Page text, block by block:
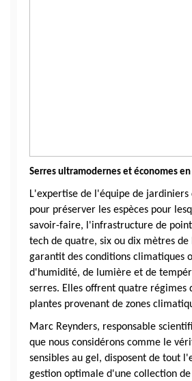
Serres ultramodernes et économes
L'expertise de l'équipe de
pour préserver les espèces pour
savoir-faire, l'infrastructure de
tech de quatre, six ou dix mètres
garantit des conditions climatiques
d'humidité, de lumière et de
serres. Elles offrent quatre
plantes provenant de zones
Marc Reynders, responsable
que nous considérons comme le
sensibles au gel, disposent de tout
gestion optimale d'une collection